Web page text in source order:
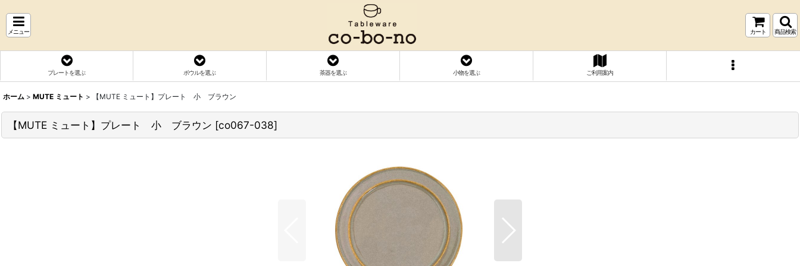
メニュー カート 商品検索
プレートを選ぶ ボウルを選ぶ 茶器を選ぶ 小物を選ぶ ご利用案内
ホーム > MUTE ミュート > 【MUTE ミュート】プレート 小 ブラウン
【MUTE ミュート】プレート 小 ブラウン [co067-038]